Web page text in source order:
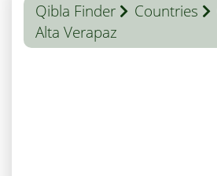
Qibla Finder Countries
Alta Verapaz